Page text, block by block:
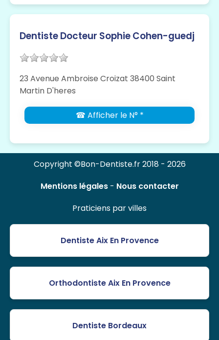
Dentiste Docteur Sophie Cohen-guedj
23 Avenue Ambroise Croizat 38400 Saint
Martin D'heres
☎ Afficher le N° *
Copyright ©Bon-Dentiste.fr 2018 - 2026
Mentions légales- Nous contacter
Praticiens par villes
Dentiste Aix En Provence
Orthodontiste Aix En Provence
Dentiste Bordeaux